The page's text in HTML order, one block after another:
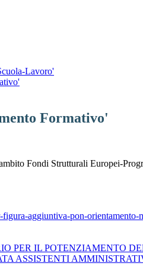
Lavoro'
Formativo'
Fondi Strutturali Europei-
aggiuntiva-pon-orientamento-
PER IL POTENZIAMENTO
ASSISTENTI